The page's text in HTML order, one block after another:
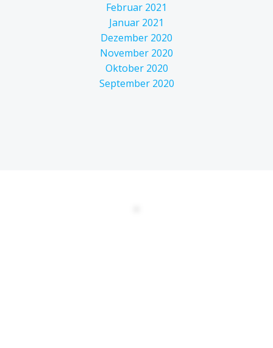
Februar 2021
Januar 2021
Dezember 2020
November 2020
Oktober 2020
September 2020